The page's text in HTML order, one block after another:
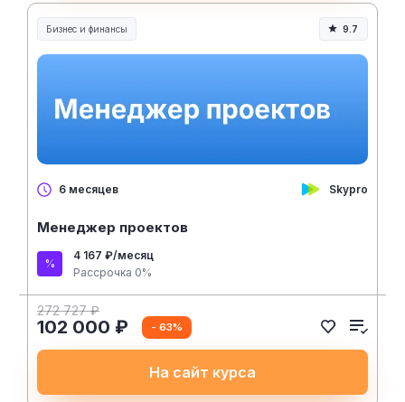
Бизнес и финансы 9.7
6 месяцев Skypro
Менеджер проектов
4 167 ₽/месяц
Рассрочка 0%
272 727 ₽
102 000 ₽ - 63%
На сайт курса